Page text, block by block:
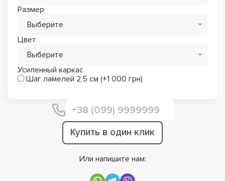
Размер
Выберите
Цвет
Выберите
Усиленный каркас
Шаг ламелей 2,5 см (+1 000 грн)
Купить в один клик
Или напишите нам: